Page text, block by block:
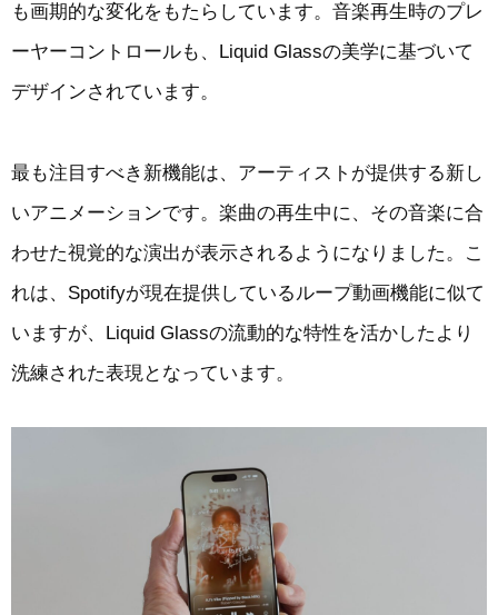
も画期的な変化をもたらしています。音楽再生時のプレ
ーヤーコントロールも、Liquid Glassの美学に基づいて
デザインされています。
最も注目すべき新機能は、アーティストが提供する新し
いアニメーションです。楽曲の再生中に、その音楽に合
わせた視覚的な演出が表示されるようになりました。こ
れは、Spotifyが現在提供しているループ動画機能に似て
いますが、Liquid Glassの流動的な特性を活かしたより
洗練された表現となっています。